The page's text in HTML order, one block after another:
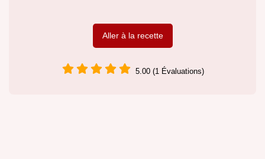
Aller à la recette
5.00 (1 Évaluations)